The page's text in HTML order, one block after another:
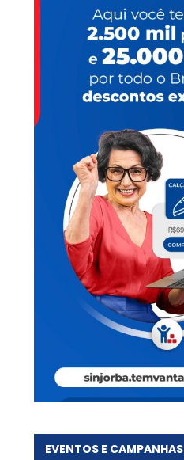
EVENTOS E CAMPANHAS